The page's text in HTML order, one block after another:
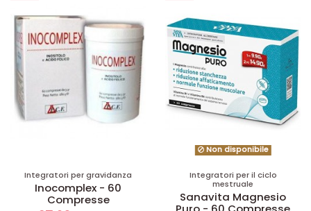
Integratori per gravidanza
Inocomplex - 60
Compresse
Non disponibile
Integratori per il ciclo
mestruale
Sanavita Magnesio